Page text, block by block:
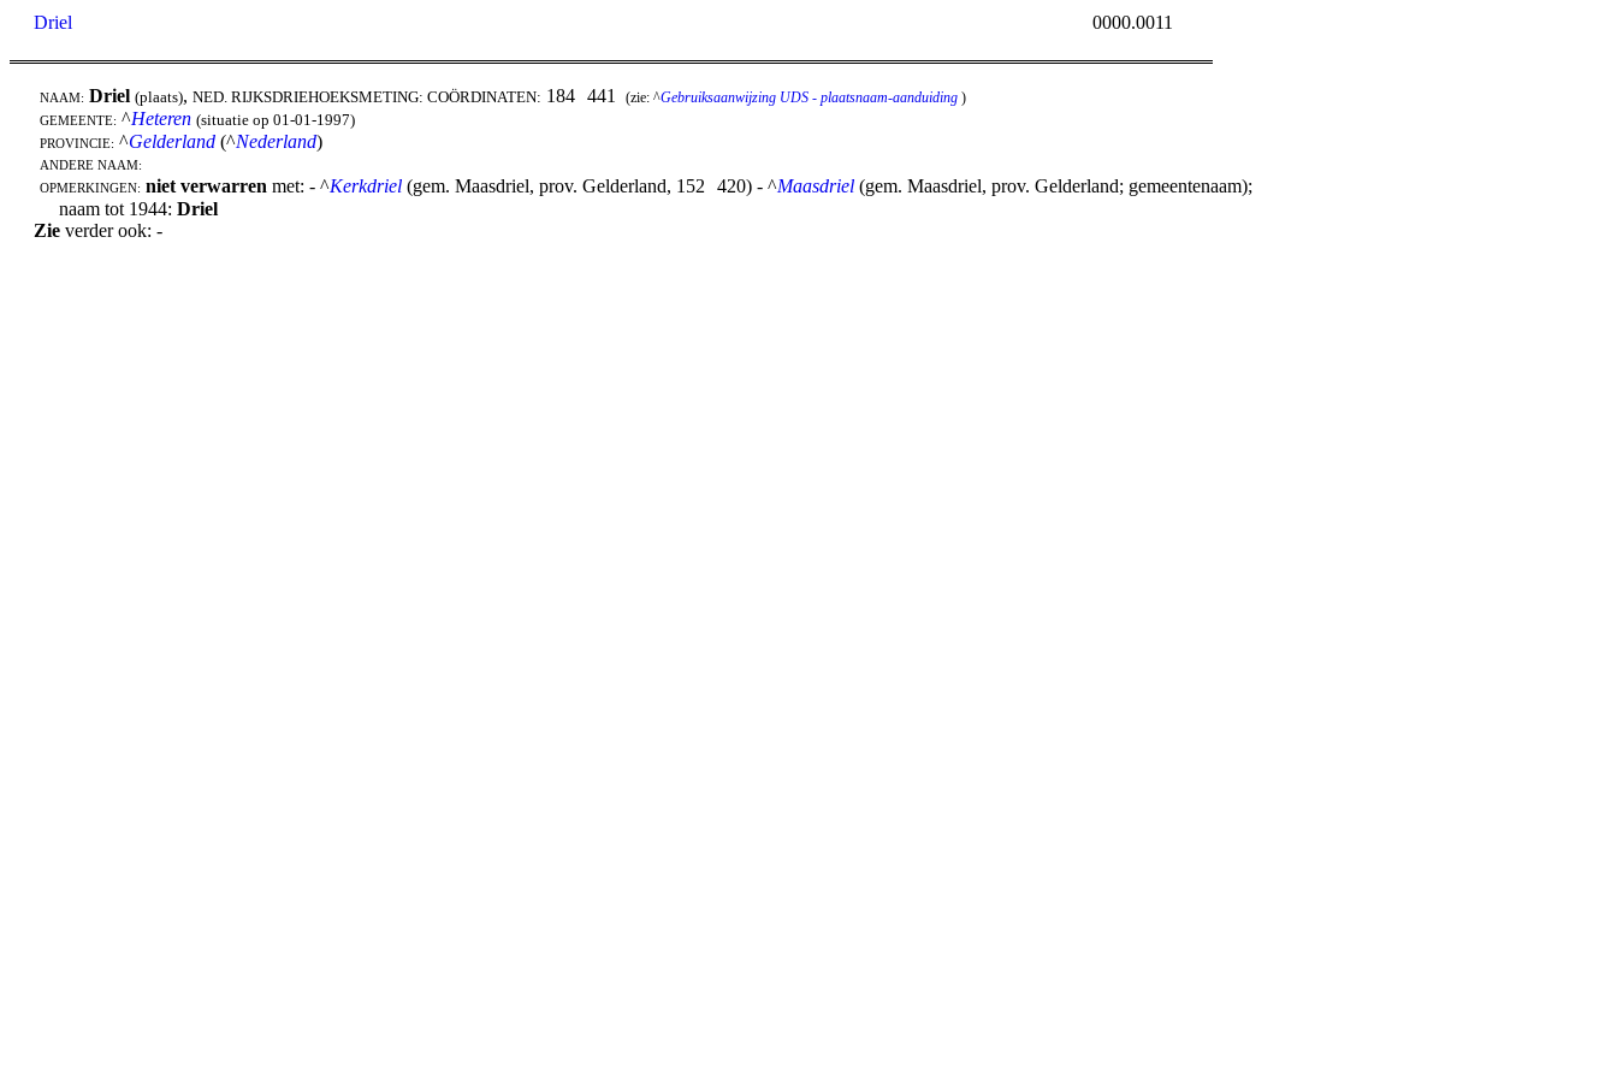
Driel 0000.0011
NAAM: Driel (plaats), NED. RIJKSDRIEHOEKSMETING: COÖRDINATEN: 184 441 (zie: ^Gebruiksaanwijzing UDS - plaatsnaam-aanduiding )
GEMEENTE: ^Heteren (situatie op 01-01-1997)
PROVINCIE: ^Gelderland (^Nederland)
ANDERE NAAM:
OPMERKINGEN: niet verwarren met: - ^Kerkdriel (gem. Maasdriel, prov. Gelderland, 152 420) - ^Maasdriel (gem. Maasdriel, prov. Gelderland; gemeentenaam);
naam tot 1944:Driel
Zie verder ook: -